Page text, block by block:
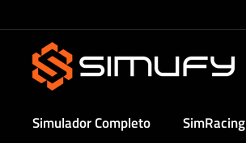
directamente
contenido
S
i
m
u
f
Simulador Completo SimRacing